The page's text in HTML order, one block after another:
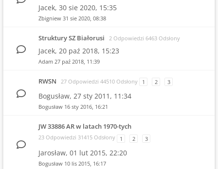
Jacek, 30 sie 2020, 15:35
Zbigniew 31 sie 2020, 08:38
Struktury SZ Białorusi 2 Odpowiedzi 6463 Odsłony
Jacek, 20 paź 2018, 15:23
Adam 27 paź 2018, 11:39
RWSN 27 Odpowiedzi 44510 Odsłony 1 2 3
Bogusław, 27 sty 2011, 11:34
Bogusław 16 sty 2016, 16:21
JW 33886 AR w latach 1970-tych
23 Odpowiedzi 31415 Odsłony 1 2 3
Jarosław, 01 lut 2015, 22:20
Bogusław 10 lis 2015, 16:17